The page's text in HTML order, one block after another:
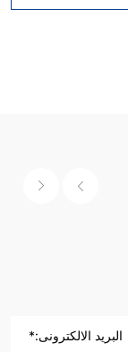
البريد الالكترونى:*